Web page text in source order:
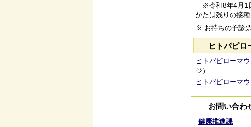
※令和8年4月1
かたは残りの接
※ お持ちの予診
ヒトパピロ
ヒトパピローマ
ジ）
ヒトパピローマ
お問い合わ
健康推進課